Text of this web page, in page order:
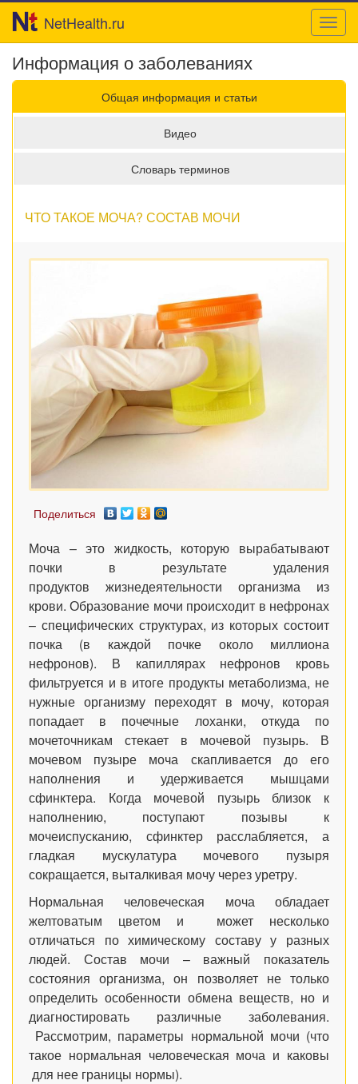
NetHealth.ru
Информация о заболеваниях
Общая информация и статьи
Видео
Словарь терминов
ЧТО ТАКОЕ МОЧА? СОСТАВ МОЧИ
Поделиться
Моча – это жидкость, которую вырабатывают
почки в результате удаления
продуктов жизнедеятельности организма из
крови. Образование мочи происходит в нефронах
– специфических структурах, из которых состоит
почка (в каждой почке около миллиона
нефронов). В капиллярах нефронов кровь
фильтруется и в итоге продукты метаболизма, не
нужные организму переходят в мочу, которая
попадает в почечные лоханки, откуда по
мочеточникам стекает в мочевой пузырь. В
мочевом пузыре моча скапливается до его
наполнения и удерживается мышцами
сфинктера. Когда мочевой пузырь близок к
наполнению, поступают позывы к
мочеиспусканию, сфинктер расслабляется, а
гладкая мускулатура мочевого пузыря
сокращается, выталкивая мочу через уретру.
Нормальная человеческая моча обладает
желтоватым цветом и может
несколько
отличаться
по химическому составу у разных
людей. Состав мочи – важный показатель
состояния организма, он позволяет не только
определить особенности обмена веществ, но и
диагностировать различные заболевания.
Рассмотрим, параметры нормальной мочи (что
такое нормальная человеческая моча и каковы
для нее границы нормы).